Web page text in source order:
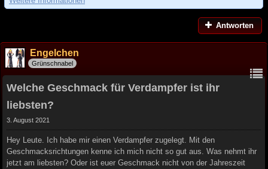
Antworten
Engelchen
Grünschnabel
Welche Geschmack für Verdampfer ist ihr
liebsten?
3. August 2021
Hey Leute. Ich habe mir einen Verdampfer zugelegt. Mit den
Geschmacksrichtungen kenne ich mich nicht so gut aus. Was nehmt ihr
jetzt am liebsten? Oder ist euer Geschmack nicht von der Jahreszeit